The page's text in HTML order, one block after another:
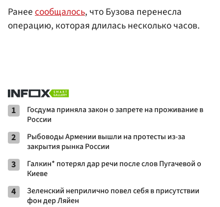
Ранеесообщалось, что Бузова перенесла
операцию, которая длилась несколько часов.
1
Госдума приняла закон о запрете на проживание в
России
2
Рыбоводы Армении вышли на протесты из-за
закрытия рынка России
3
Галкин* потерял дар речи после слов Пугачевой о
Киеве
4
Зеленский неприлично повел cебя в присутствии
фон дер Ляйен